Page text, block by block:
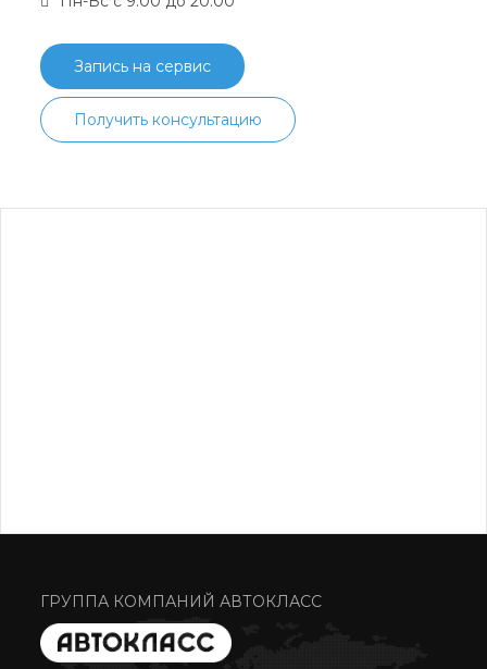
Запись на сервис
Получить консультацию
ГРУППА КОМПАНИЙ АВТОКЛАСС